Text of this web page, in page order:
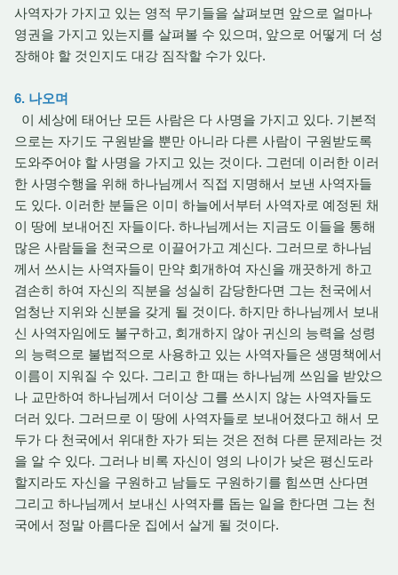
사역자가 가지고 있는 영적 무기들을 살펴보면 앞으로 얼마나
영권을 가지고 있는지를 살펴볼 수 있으며, 앞으로 어떻게 더 성
장해야 할 것인지도 대강 짐작할 수가 있다.
6. 나오며
이 세상에 태어난 모든 사람은 다 사명을 가지고 있다. 기본적
으로는 자기도 구원받을 뿐만 아니라 다른 사람이 구원받도록
도와주어야 할 사명을 가지고 있는 것이다. 그런데 이러한 이러
한 사명수행을 위해 하나님께서 직접 지명해서 보낸 사역자들
도 있다. 이러한 분들은 이미 하늘에서부터 사역자로 예정된 채
이 땅에 보내어진 자들이다. 하나님께서는 지금도 이들을 통해
많은 사람들을 천국으로 이끌어가고 계신다. 그러므로 하나님
께서 쓰시는 사역자들이 만약 회개하여 자신을 깨끗하게 하고
겸손히 하여 자신의 직분을 성실히 감당한다면 그는 천국에서
엄청난 지위와 신분을 갖게 될 것이다. 하지만 하나님께서 보내
신 사역자임에도 불구하고, 회개하지 않아 귀신의 능력을 성령
의 능력으로 불법적으로 사용하고 있는 사역자들은 생명책에서
이름이 지워질 수 있다. 그리고 한 때는 하나님께 쓰임을 받았으
나 교만하여 하나님께서 더이상 그를 쓰시지 않는 사역자들도
더러 있다. 그러므로 이 땅에 사역자들로 보내어졌다고 해서 모
두가 다 천국에서 위대한 자가 되는 것은 전혀 다른 문제라는 것
을 알 수 있다. 그러나 비록 자신이 영의 나이가 낮은 평신도라
할지라도 자신을 구원하고 남들도 구원하기를 힘쓰면 산다면
그리고 하나님께서 보내신 사역자를 돕는 일을 한다면 그는 천
국에서 정말 아름다운 집에서 살게 될 것이다.